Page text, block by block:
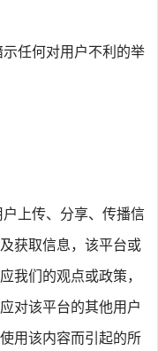
任何对用户不利的举
上传、分享、传播信
获取信息，该平台或
我们的观点或政策，
对该平台的其他用户
用该内容而引起的所